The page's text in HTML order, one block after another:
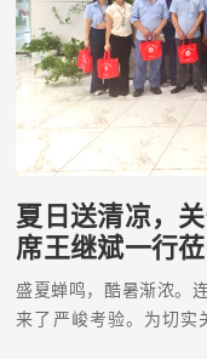
夏日送清凉，
席王继斌一行
盛夏蝉鸣，酷暑渐浓。
来了严峻考验。为切实